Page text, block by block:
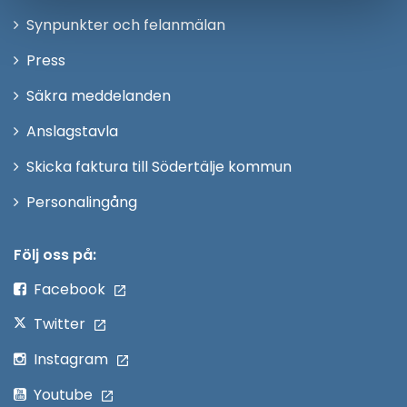
Synpunkter och felanmälan
Press
fönster
Säkra meddelanden
Anslagstavla
Skicka faktura till Södertälje kommun
PersonalingångÖppna
Följ oss på:
Facebook
Twitter
Instagram
Youtube